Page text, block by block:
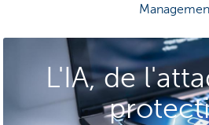
L'IA, de